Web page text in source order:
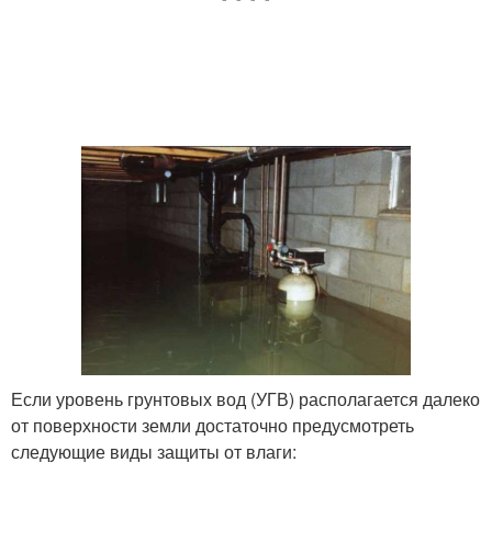
Если уровень грунтовых вод (УГВ) располагается далеко
от поверхности земли достаточно предусмотреть
следующие виды защиты от влаги: